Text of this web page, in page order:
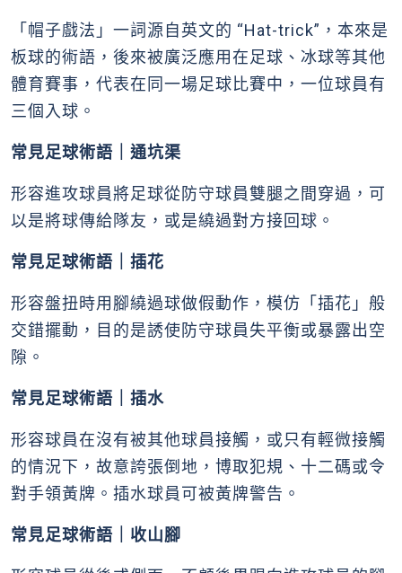
「帽子戲法」一詞源自英文的 “Hat-trick”，本來是
板球的術語，後來被廣泛應用在足球、冰球等其他
體育賽事，代表在同一場足球比賽中，一位球員有
三個入球。
常見足球術語｜通坑渠
形容進攻球員將足球從防守球員雙腿之間穿過，可
以是將球傳給隊友，或是繞過對方接回球。
常見足球術語｜插花
形容盤扭時用腳繞過球做假動作，模仿「插花」般
交錯擺動，目的是誘使防守球員失平衡或暴露出空
隙。
常見足球術語｜插水
形容球員在沒有被其他球員接觸，或只有輕微接觸
的情況下，故意誇張倒地，博取犯規、十二碼或令
對手領黃牌。插水球員可被黃牌警告。
常見足球術語｜收山腳